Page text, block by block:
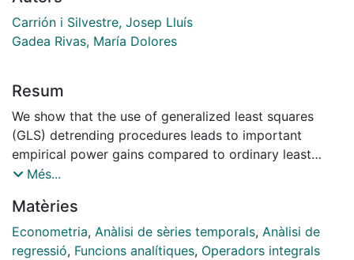
Carrión i Silvestre, Josep Lluís
Gadea Rivas, María Dolores
Resum
We show that the use of generalized least squares
(GLS) detrending procedures leads to important
empirical power gains compared to ordinary least
squares (OLS) detrending method when testing the
The non-centrality parameter that is used in the GLS-
detrending depends on the bounds, so that
improvements on the statistical inference are to be
Més...
Matèries
Econometria, Anàlisi de sèries temporals, Anàlisi de
regressió, Funcions analítiques, Operadors integrals